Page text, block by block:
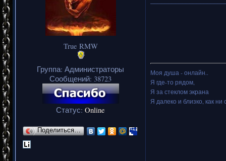
True RMW
Группа: Администраторы
Сообщений: 38723
Статус:Online
Поделиться…
Моя душа - онлайн..
Я где-то рядом,
Я за стеклом экрана
Я далеко и близко, как ни